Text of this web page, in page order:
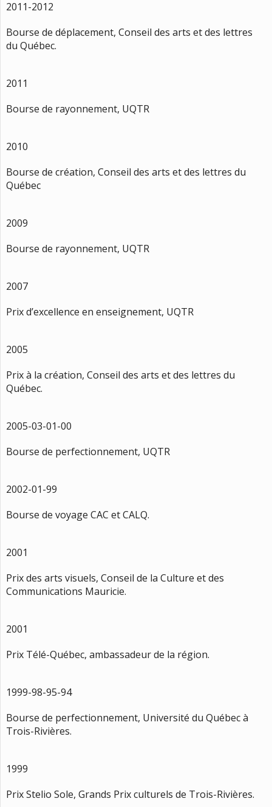
2011-2012
Bourse de déplacement, Conseil des arts et des lettres
du Québec.
2011
Bourse de rayonnement, UQTR
2010
Bourse de création, Conseil des arts et des lettres du
Québec
2009
Bourse de rayonnement, UQTR
2007
Prix d’excellence en enseignement, UQTR
2005
Prix à la création, Conseil des arts et des lettres du
Québec.
2005-03-01-00
Bourse de perfectionnement, UQTR
2002-01-99
Bourse de voyage CAC et CALQ.
2001
Prix des arts visuels, Conseil de la Culture et des
Communications Mauricie.
2001
Prix Télé-Québec, ambassadeur de la région.
1999-98-95-94
Bourse de perfectionnement, Université du Québec à
Trois-Rivières.
1999
Prix Stelio Sole, Grands Prix culturels de Trois-Rivières.